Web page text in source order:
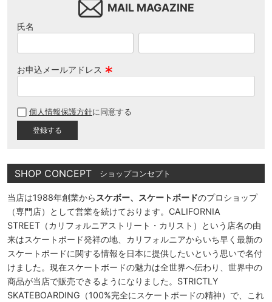
MAIL MAGAZINE
氏名
お申込メールアドレス
須
個人情報保護方針に同意する
SHOP CONCEPT ショップコンセプト
当店は1988年創業から スケボー、スケートボードのプロショップ
（専門店）として営業を続けております。CALIFORNIA
STREET（カリフォルニアストリート・カリスト）という店名の由
来はスケートボード発祥の地、カリフォルニアからいち早く最新の
スケートボードに関する情報を日本に提供したいという思いで名付
けました。現在スケートボードの魅力は全世界へ伝わり、世界中の
商品が当店で販売できるようになりました。STRICTLY
SKATEBOARDING（100%完全にスケートボードの精神）で、これ